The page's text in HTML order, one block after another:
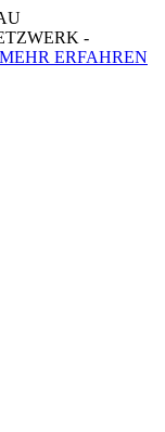
-
MEHR ERFAHREN